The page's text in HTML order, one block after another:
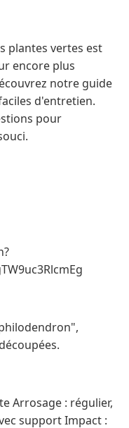
plantes vertes est
encore plus
notre guide
d'entretien.
pour
Arrosage : régulier,
support Impact :